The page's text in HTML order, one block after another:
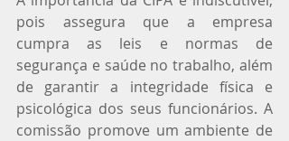
pois assegura que a empresa
cumpra as leis e normas de
segurança e saúde no trabalho, além
de garantir a integridade física e
psicológica dos seus funcionários. A
comissão promove um ambiente de